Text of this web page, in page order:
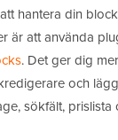
hantera din
är att använda
. Det ger dig
och
sökfält, prislista